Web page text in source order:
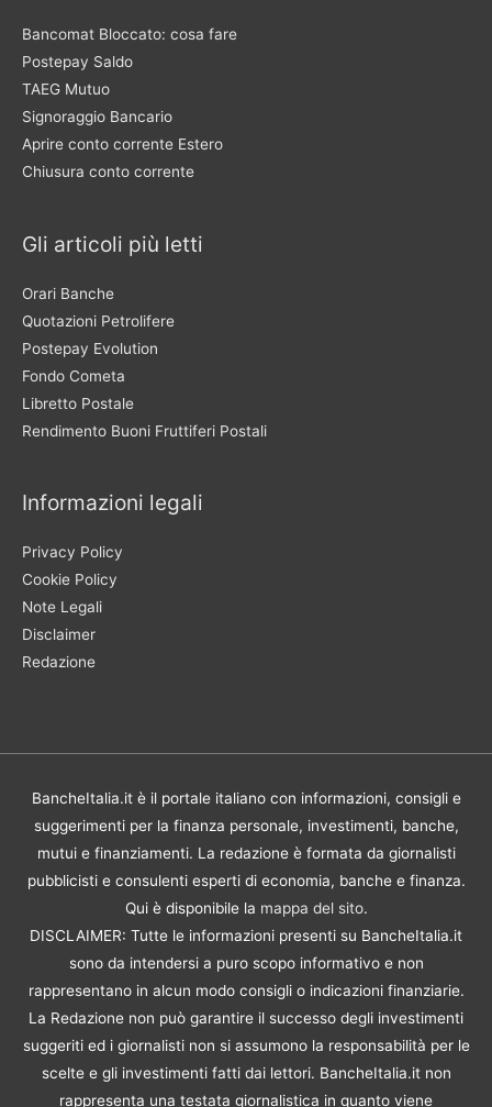
Bancomat Bloccato: cosa fare
Postepay Saldo
TAEG Mutuo
Signoraggio Bancario
Aprire conto corrente Estero
Chiusura conto corrente
Gli articoli più letti
Orari Banche
Quotazioni Petrolifere
Postepay Evolution
Fondo Cometa
Libretto Postale
Rendimento Buoni Fruttiferi Postali
Informazioni legali
Privacy Policy
Cookie Policy
Note Legali
Disclaimer
Redazione
BancheItalia.it è il portale italiano con informazioni, consigli e
suggerimenti per la finanza personale, investimenti, banche,
mutui e finanziamenti. La redazione è formata da giornalisti
pubblicisti e consulenti esperti di economia, banche e finanza.
Qui è disponibile la mappa del sito.
DISCLAIMER: Tutte le informazioni presenti su BancheItalia.it
sono da intendersi a puro scopo informativo e non
rappresentano in alcun modo consigli o indicazioni finanziarie.
La Redazione non può garantire il successo degli investimenti
suggeriti ed i giornalisti non si assumono la responsabilità per le
scelte e gli investimenti fatti dai lettori. BancheItalia.it non
rappresenta una testata giornalistica in quanto viene